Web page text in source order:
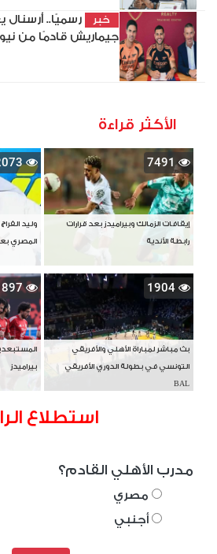
خبر
رسميًا.. أرسنال
جيماريش قادمًا من
الأكثر قراءة
7491
إيقافات الزمالك وبيراميدز بعد قرارات
رابطة الأندية
وليد
المصري
1904
بث مباشر لمباراة الأهلي والأفريقي
التونسي في بطولة الدوري الأفريقي
BAL
بيراميدز
استطلاع
مدرب الأهلي القادم؟
مصري
أجنبي